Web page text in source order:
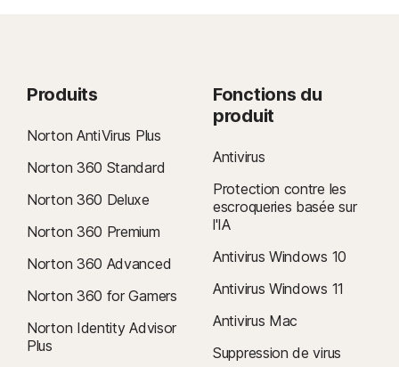
Produits
Norton AntiVirus Plus
Norton 360 Standard
Norton 360 Deluxe
Norton 360 Premium
Norton 360 Advanced
Norton 360 for Gamers
Norton Identity Advisor
Plus
Fonctions du
produit
Antivirus
Protection contre les
escroqueries basée sur
l'IA
Antivirus Windows 10
Antivirus Windows 11
Antivirus Mac
Suppression de virus